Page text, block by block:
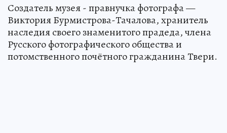
Создатель музея - правнучка фотографа —
Виктория Бурмистрова-Тачалова, хранитель
наследия своего знаменитого прадеда, члена
Русского фотографического общества и
потомственного почётного гражданина Твери.